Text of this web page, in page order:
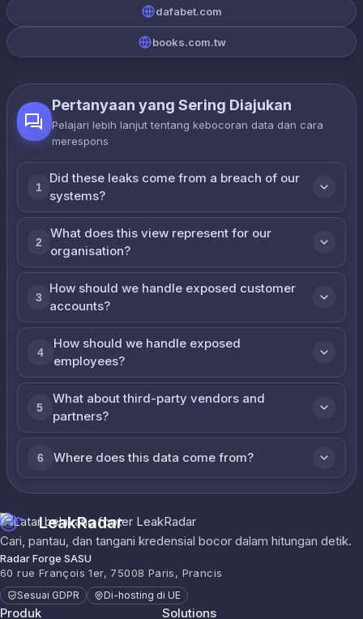
dafabet.com
books.com.tw
Pertanyaan yang Sering Diajukan
Pelajari lebih lanjut tentang kebocoran data dan cara
merespons
1
Did these leaks come from a breach of our
systems?
2
What does this view represent for our
organisation?
3
How should we handle exposed customer
accounts?
4
How should we handle exposed
employees?
5
What about third-party vendors and
partners?
6 Where does this data come from?
LeakRadar
Cari, pantau, dan tangani kredensial bocor dalam hitungan detik.
Radar Forge SASU
60 rue François 1er, 75008 Paris, Prancis
Sesuai GDPR Di-hosting di UE
Produk Solutions